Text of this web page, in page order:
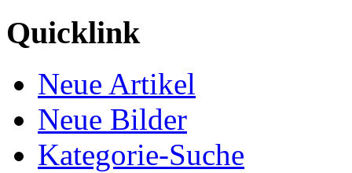
Quicklink
Neue Artikel
Neue Bilder
Kategorie-Suche